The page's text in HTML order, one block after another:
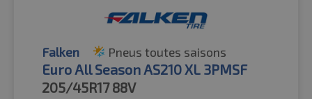
Falken Pneus toutes saisons
Euro All Season AS210 XL 3PMSF
205/45R17 88V